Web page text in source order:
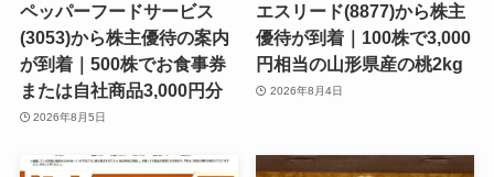
ペッパーフードサービス
(3053)から株主優待の案内
が到着｜500株でお食事券
または自社商品3,000円分
2026年8月5日
エスリード(8877)から株主
優待が到着｜100株で3,000
円相当の山形県産の桃2kg
2026年8月4日